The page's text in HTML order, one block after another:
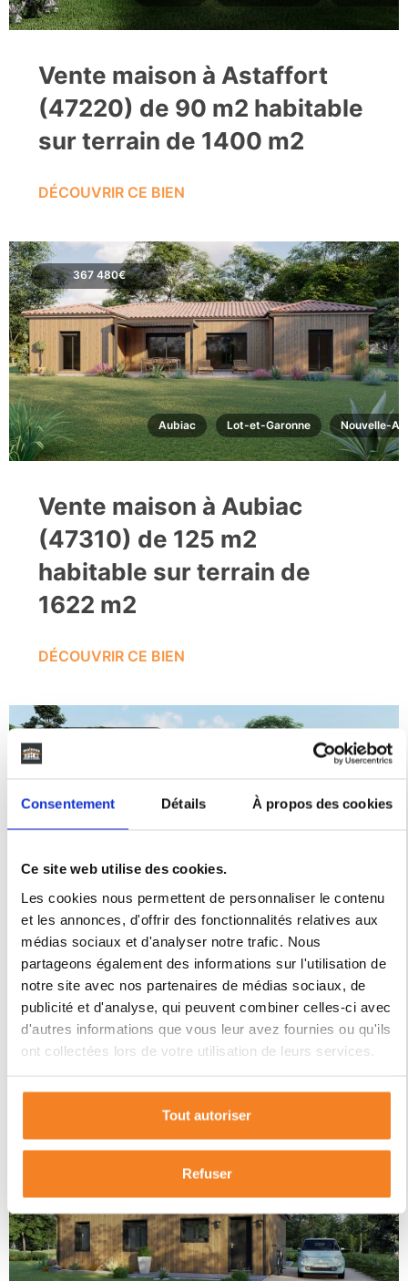
Consentement Détails À propos des cookies
Ce site web utilise des cookies.
Les cookies nous permettent de personnaliser le contenu
et les annonces, d'offrir des fonctionnalités relatives aux
médias sociaux et d'analyser notre trafic. Nous
partageons également des informations sur l'utilisation de
notre site avec nos partenaires de médias sociaux, de
publicité et d'analyse, qui peuvent combiner celles-ci avec
d'autres informations que vous leur avez fournies ou qu'ils
ont collectées lors de votre utilisation de leurs services.
Tout autoriser
Refuser
Vente maison à Astaffort
(47220) de 90 m2 habitable
sur terrain de 1400 m2
DÉCOUVRIR CE BIEN
367 480€
Aubiac Lot-et-Garonne Nouvelle-
Vente maison à Aubiac
(47310) de 125 m2
habitable sur terrain de
1622 m2
DÉCOUVRIR CE BIEN
Vente maison à Cuq (47220)
de 80 m2 habitable sur
terrain de 922 m2